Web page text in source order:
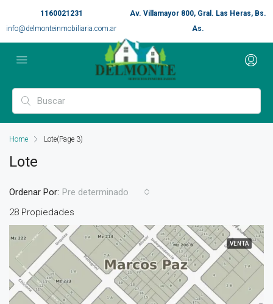
1160021231
info@delmonteinmobiliaria.com.ar
Av. Villamayor 800, Gral. Las Heras, Bs.
As.
Home Lote(Page 3)
Lote
28 Propiedades
Ordenar Por: Pre determinado
VENTA